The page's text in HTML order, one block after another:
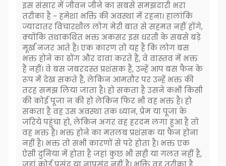
इस संसार में जीवन जीने का सबसे समझदारी भरा
तरीका है - हमेशा भक्ति की अवस्था में रहना। हालांकि
ज्यादातर विचारशील लोग मेरी बात से सहमत नहीं होंगे,
क्योंकि तथाकथित भक्त अकसर इस धरती के सबसे बड़े
मूर्ख नजर आते हैं। एक कारण तो यह है कि लोग बस
भक्त होने का ढोंग और दावा करते हैं, वे वास्तव में भक्त
हैं नहीं। वे बस जबरदस्त प्रशंसक हैं, उन्हें आप बस फैन के
रूप में देख सकते हैं, लेकिन आमतौर पर उन्हें भक्त की
तरह समझ लिया जाता है। हो सकता है उसने कभी किसी
की कोई पूजा न की हो लेकिन फिर भी वह भक्त है। हो
सकता है वह उस अवस्था तक ध्यान, प्रेम या पूजा के
जरिये पहुंचा हो, लेकिन अगर वह हरदम लगा हुआ है तो
वह भक्त है। भक्त होने का मतलब प्रशंसक या फैन होना
नहीं है। भक्त तो सभी कारणों से परे होता है। भक्त एक
ऐसी दुनिया में होता है जहां कुछ भी सही या गलत नहीं है,